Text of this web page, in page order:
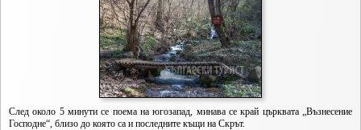
След около 5 минути се поема на югозапад, минава се край църквата „Възнесение
Господне“, близо до която са и последните къщи на Скрът.